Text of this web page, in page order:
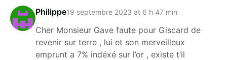
Philippe19 septembre 2023 at 6 h 47 min
Cher Monsieur Gave faute pour Giscard de
revenir sur terre , lui et son merveilleux
emprunt a 7% indéxé sur l’or , existe t’il